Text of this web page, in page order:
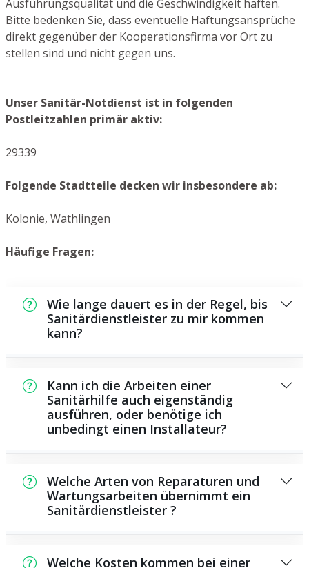
Ausführungsqualität und die Geschwindigkeit haften.
Bitte bedenken Sie, dass eventuelle Haftungsansprüche
direkt gegenüber der Kooperationsfirma vor Ort zu
stellen sind und nicht gegen uns.
Unser Sanitär-Notdienst ist in folgenden
Postleitzahlen primär aktiv:
29339
Folgende Stadtteile decken wir insbesondere ab:
Kolonie, Wathlingen
Häufige Fragen:
Wie lange dauert es in der Regel, bis
Sanitärdienstleister zu mir kommen
kann?
Ihnen vor Ort sein. Dies hängt aber auch von
der Auftragslage zu diesem Zeitraum ab
sowie von der Verkehrslage und der örtlichen
Gegebenheit.
Kann ich die Arbeiten einer
Sanitärhilfe auch eigenständig
ausführen, oder benötige ich
unbedingt einen Installateur?
Wartungsarbeiten, die Sie selbst ausführen
können, beispielsweise die Anwendung von
Rohrreinigern aus dem Geschäft. Allerdings
oder besonderem Fachwissen erfordern,
Welche Arten von Reparaturen und
Wartungsarbeiten übernimmt ein
Sanitärdienstleister ?
große Anzahl von Reparaturen und
Welche Kosten kommen bei einer